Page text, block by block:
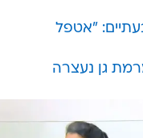
"אטפל
גן נעצרה